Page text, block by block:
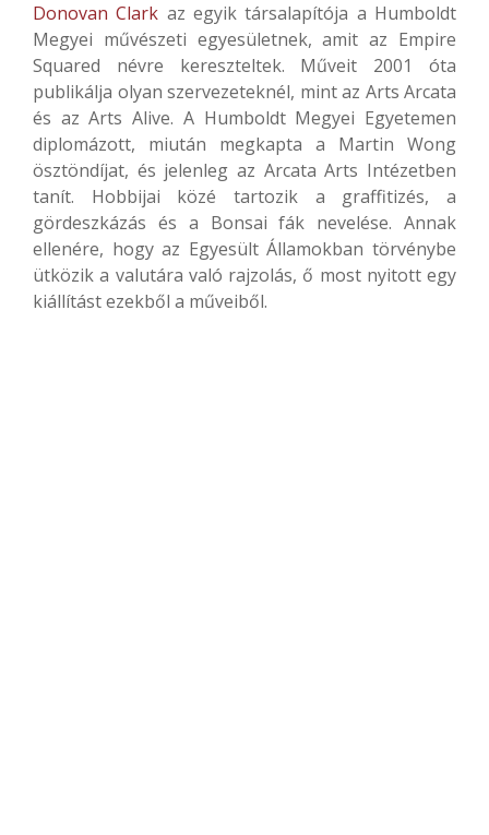
Donovan Clark az egyik társalapítója a Humboldt
Megyei művészeti egyesületnek, amit az Empire
Squared névre kereszteltek. Műveit 2001 óta
publikálja olyan szervezeteknél, mint az Arts Arcata
és az Arts Alive. A Humboldt Megyei Egyetemen
diplomázott, miután megkapta a Martin Wong
ösztöndíjat, és jelenleg az Arcata Arts Intézetben
tanít. Hobbijai közé tartozik a graffitizés, a
gördeszkázás és a Bonsai fák nevelése. Annak
ellenére, hogy az Egyesült Államokban törvénybe
ütközik a valutára való rajzolás, ő most nyitott egy
kiállítást ezekből a műveiből.